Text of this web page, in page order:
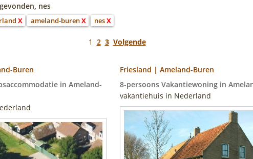
nes
X ameland-burenX nesX
1 2 3 Volgende
Buren
in Ameland-
Friesland | Ameland-Buren
8-persoons Vakantiewoning in
vakantiehuis in Nederland